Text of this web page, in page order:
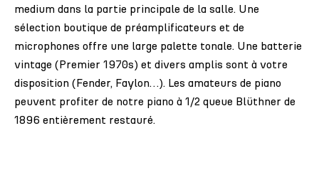
medium dans la partie principale de la salle. Une
sélection boutique de préamplificateurs et de
microphones offre une large palette tonale. Une batterie
vintage (Premier 1970s) et divers amplis sont à votre
disposition (Fender, Faylon…). Les amateurs de piano
peuvent profiter de notre piano à 1/2 queue Blüthner de
1896 entièrement restauré.